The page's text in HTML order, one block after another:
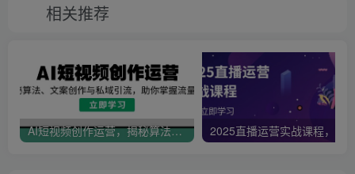
相关推荐
AI短视频创作运营，揭秘算法、文案创作与私域引流，助你掌握流量密码